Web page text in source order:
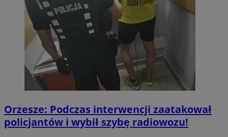
Orzesze: Podczas interwencji zaatakował
policjantów i wybił szybę radiowozu!